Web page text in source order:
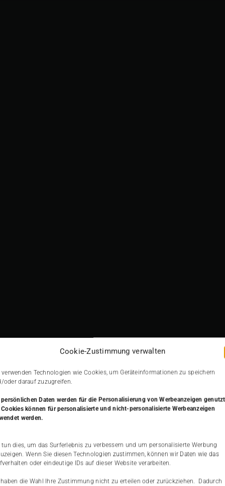
Cookie-Zustimmung verwalten
verwenden Technologien wie Cookies, um Geräteinformationen zu speichern
oder darauf zuzugreifen.
persönlichen Daten werden für die Personalisierung von Werbeanzeigen
Cookies können für personalisierte und nicht-personalisierte Werbeanzeigen
werden.
tun dies, um das Surferlebnis zu verbessern und um personalisierte Werbung
Wenn Sie diesen Technologien zustimmen, können wir Daten wie das
oder eindeutige IDs auf dieser Website verarbeiten.
haben die Wahl Ihre Zustimmung nicht zu erteilen oder zurückziehen. Dadurch
Julia-Kern-SQ